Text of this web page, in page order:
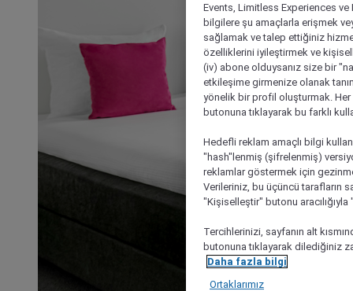
Events, Limitless Experiences
bilgilere şu amaçlarla erişmek
sağlamak ve talep ettiğiniz
özelliklerini iyileştirmek ve
(iv) abone olduysanız size bir
etkileşime girmenize olanak
yönelik bir profil oluşturmak.
butonuna tıklayarak bu farklı
Hedefli reklam amaçlı bilgi
"hash"lenmiş (şifrelenmiş)
reklamlar göstermek için
Verileriniz, bu üçüncü tarafların
"Kişiselleştir" butonu
Tercihlerinizi, sayfanın alt
butonuna tıklayarak dilediğiniz
Daha fazla bilgi
Ortaklarımız